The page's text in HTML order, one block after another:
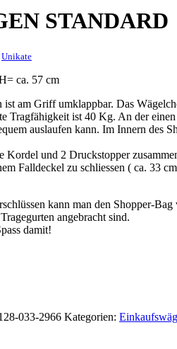
STANDARD
Unikate
ca. 57 cm
am Griff umklappbar. Das
Tragfähigkeit ist 40 Kg. An der
auslaufen kann. Im Innern des
Kordel und 2 Druckstopper
Falldeckel zu schliessen ( ca. 33
kann man den Shopper-
angebracht sind.
damit!
033-2966 Kategorien: